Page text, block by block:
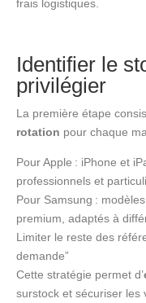
frais logistiques.
Identifier le
privilégier
La première étape
rotation pour chaque
Pour Apple : iPhone et
professionnels et
Pour Samsung :
premium, adaptés à
Limiter le reste des
demande”
Cette stratégie permet d’
surstock et sécuriser les